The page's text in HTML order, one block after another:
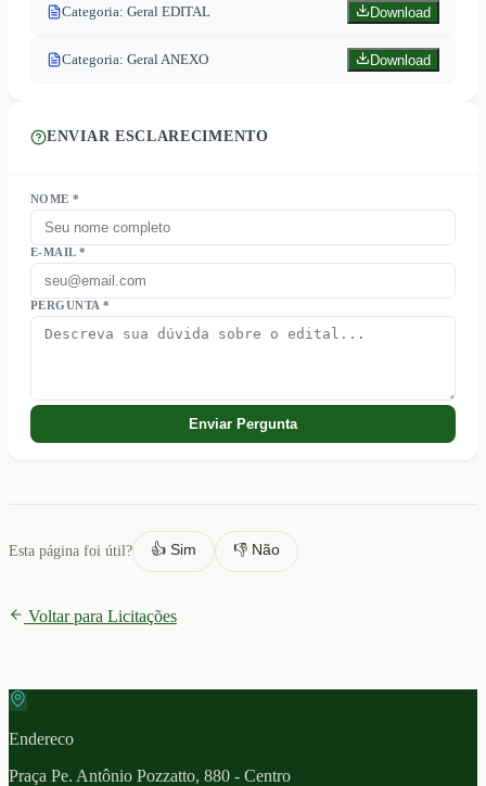
Categoria: Geral EDITAL Download
Categoria: Geral ANEXO Download
ENVIAR ESCLARECIMENTO
NOME *
E-MAIL *
PERGUNTA *
Enviar Pergunta
Esta página foi útil? 👍 Sim 👎 Não
Voltar para Licitações
Endereco
Praça Pe. Antônio Pozzatto, 880 - Centro